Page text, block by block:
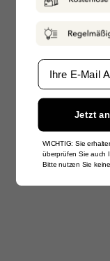
Email
Jetzt
WICHTIG: Sie
überprüfen Sie auch
Bitte nutzen Sie